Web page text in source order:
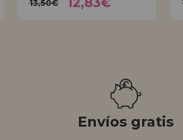
13,50€
Envíos gratis